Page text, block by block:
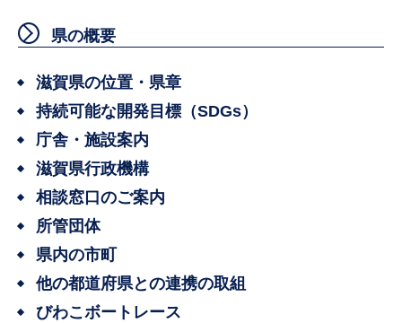
県の概要
滋賀県の位置・県章
持続可能な開発目標（SDGs）
庁舎・施設案内
滋賀県行政機構
相談窓口のご案内
所管団体
県内の市町
他の都道府県との連携の取組
びわこボートレース